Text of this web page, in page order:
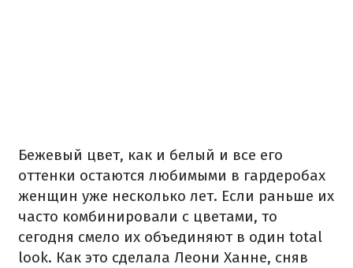
Бежевый цвет, как и белый и все его
оттенки остаются любимыми в гардеробах
женщин уже несколько лет. Если раньше их
часто комбинировали с цветами, то
сегодня смело их объединяют в один total
look. Как это сделала Леони Ханне, сняв